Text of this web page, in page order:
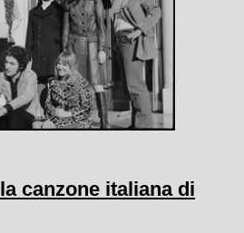
canzone italiana di